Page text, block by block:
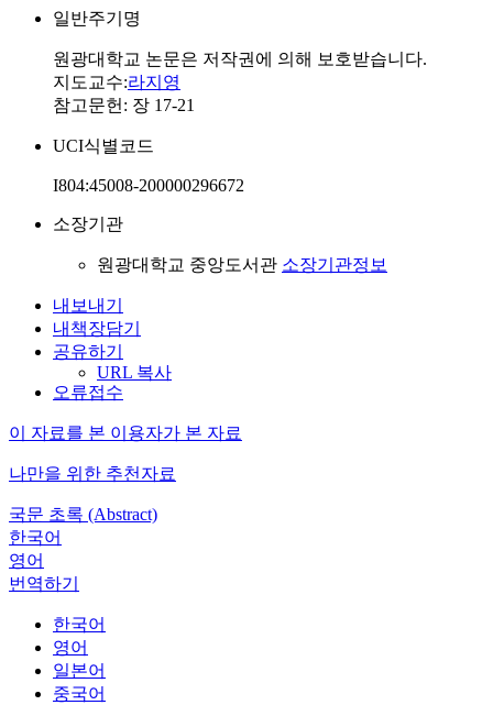
일반주기명
원광대학교 논문은 저작권에 의해 보호받습니다.
지도교수:라지영
참고문헌: 장 17-21
UCI식별코드
I804:45008-200000296672
소장기관
원광대학교 중앙도서관 소장기관정보
내보내기
내책장담기
공유하기
URL 복사
오류접수
이 자료를 본 이용자가 본 자료
나만을 위한 추천자료
국문 초록 (Abstract)
한국어
영어
번역하기
한국어
영어
일본어
중국어